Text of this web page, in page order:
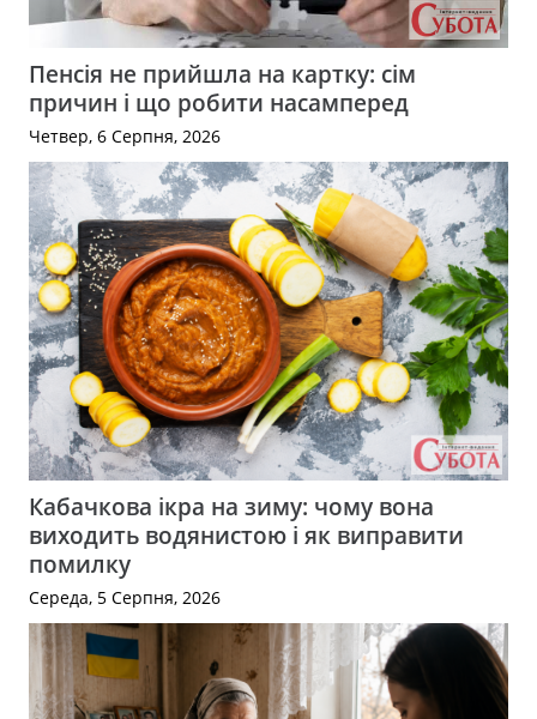
Пенсія не прийшла на картку: сім
причин і що робити насамперед
Четвер, 6 Серпня, 2026
Кабачкова ікра на зиму: чому вона
виходить водянистою і як виправити
помилку
Середа, 5 Серпня, 2026